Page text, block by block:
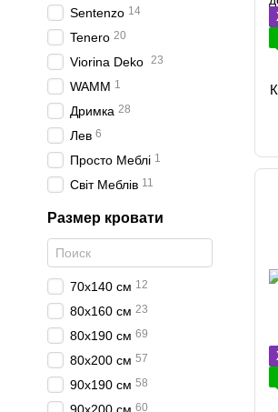
Sentenzo 14
Tenero 20
Viorina Deko 23
WAMM 1
Дримка 28
Лев 6
Просто Меблі 1
Світ Меблів 11
Размер кровати
70х140 см 12
80х160 см 23
80х190 см 69
80х200 см 57
90х190 см 58
60